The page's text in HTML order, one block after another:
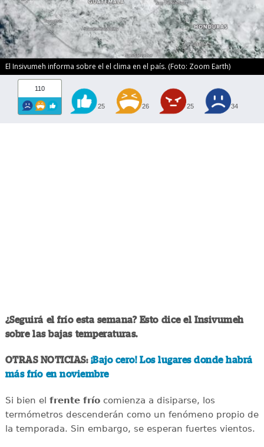
El Insivumeh informa sobre el el clima en el país. (Foto: Zoom Earth)
110
25 26 25 34
¿Seguirá el frío esta semana? Esto dice el Insivumeh
sobre las bajas temperaturas.
OTRAS NOTICIAS: ¡Bajo cero! Los lugares donde habrá
más frío en noviembre
Si bien el frente fríocomienza a disiparse, los
termómetros descenderán como un fenómeno propio de
la temporada. Sin embargo, se esperan fuertes vientos.